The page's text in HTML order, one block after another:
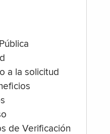
a la solicitud
de Verificación